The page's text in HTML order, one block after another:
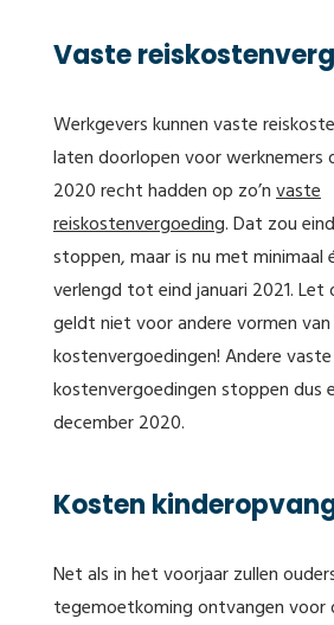
Vaste
Werkgevers kunnen vaste
laten doorlopen voor werknemers
2020 recht hadden op zo’nvaste
reiskostenvergoeding. Dat zou
stoppen, maar is nu met minimaal
verlengd tot eind januari 2021. Let
geldt niet voor andere vormen
kostenvergoedingen! Andere vaste
kostenvergoedingen stoppen dus
december 2020.
Kosten
Net als in het voorjaar zullen
tegemoetkoming ontvangen voor